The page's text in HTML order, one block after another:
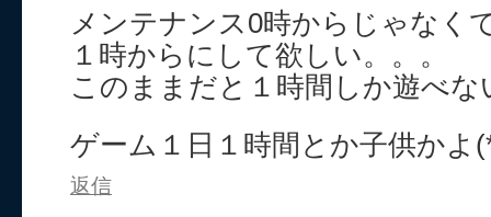
メンテナンス0時からじゃなく
１時からにして欲しい。。。
このままだと１時間しか遊べな
ゲーム１日１時間とか子供かよ
返信